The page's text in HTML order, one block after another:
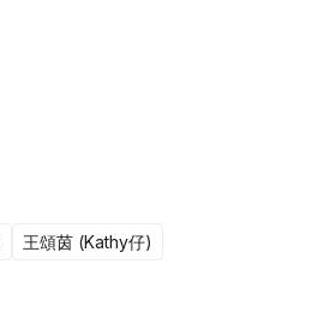
王頌茵 (Kathy仔)